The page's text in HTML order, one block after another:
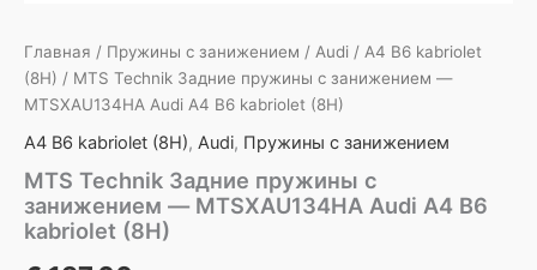
Главная / Пружины с занижением / Audi / A4 B6 kabriolet
(8H) / MTS Technik Задние пружины с занижением —
MTSXAU134HA Audi A4 B6 kabriolet (8H)
A4 B6 kabriolet (8H), Audi, Пружины с занижением
MTS Technik Задние пружины с
занижением — MTSXAU134HA Audi A4 B6
kabriolet (8H)